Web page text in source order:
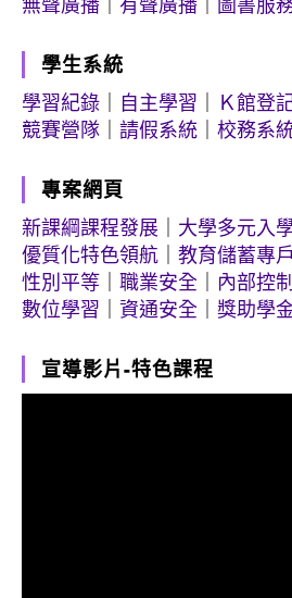
學生系統
學習紀錄
自主學習
Ｋ館登
競賽營隊
請假系統 校務系
專案網頁
新課綱課程發展
大學多元入
優質化特色領航
教育儲蓄專戶
性別平等
職業安全
內部控
數位學習
資通安全 獎助學
宣導影片-特色課程